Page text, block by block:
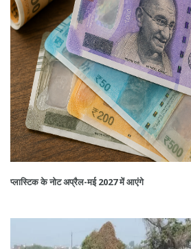
प्लास्टिक के नोट अप्रैल-मई 2027 में आएंगे